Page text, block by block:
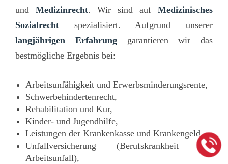
und Medizinrecht. Wir sind auf Medizinisches
Sozialrecht spezialisiert. Aufgrund unserer
langjährigen Erfahrunggarantieren wir das
bestmögliche Ergebnis bei:
Arbeitsunfähigkeit und Erwerbsminderungsrente,
Schwerbehindertenrecht,
Rehabilitation und Kur,
Kinder- und Jugendhilfe,
Leistungen der Krankenkasse und Krankengeld,
Unfallversicherung (Berufskrankheit und
Arbeitsunfall),